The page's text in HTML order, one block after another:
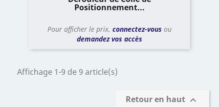
Positionnement...
Pour afficher le prix, connectez-vous ou
demandez vos accès
Affichage 1-9 de 9 article(s)
Retour en haut 